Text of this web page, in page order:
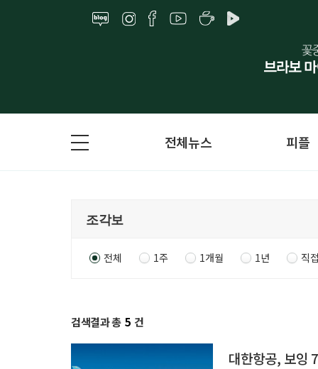
전체뉴스 피플
전체 1주 1개월 1년 직
검색결과 총 5 건
대한항공, 보잉